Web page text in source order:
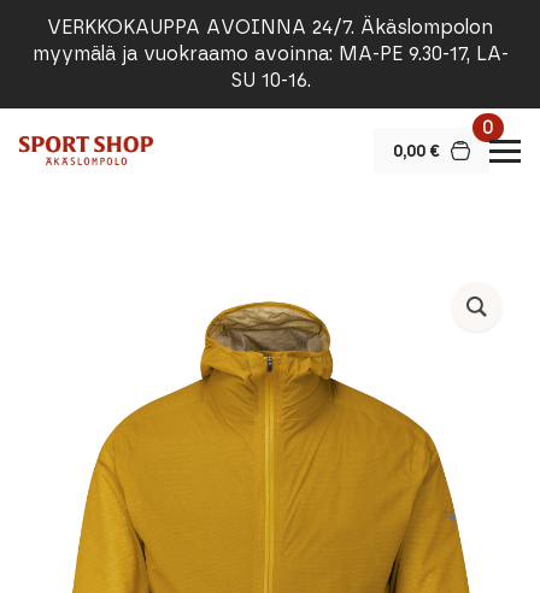
VERKKOKAUPPA AVOINNA 24/7. Äkäslompolon
myymälä ja vuokraamo avoinna: MA-PE 9.30-17, LA-
SU 10-16.
0,00 €
0